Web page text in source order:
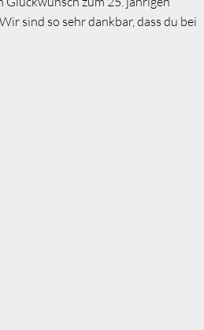
sind so sehr dankbar, dass du bei